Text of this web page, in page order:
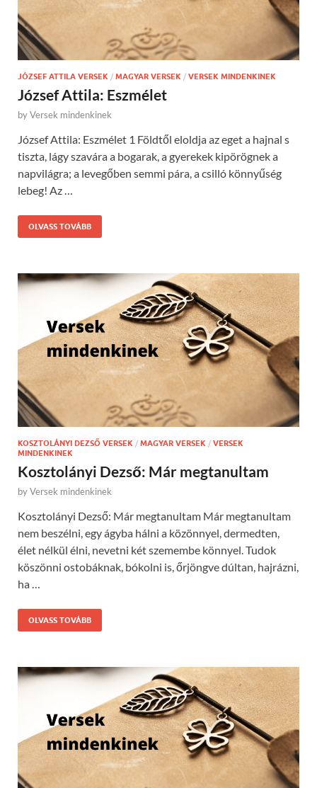
JÓZSEF ATTILA VERSEK / MAGYAR VERSEK / VERSEK MINDENKINEK
József Attila: Eszmélet
byVersek mindenkinek
József Attila: Eszmélet 1 Földtől eloldja az eget a hajnal s
tiszta, lágy szavára a bogarak, a gyerekek kipörögnek a
napvilágra; a levegőben semmi pára, a csilló könnyűség
lebeg! Az …
OLVASS TOVÁBB
KOSZTOLÁNYI DEZSŐ VERSEK / MAGYAR VERSEK / VERSEK
MINDENKINEK
Kosztolányi Dezső: Már megtanultam
byVersek mindenkinek
Kosztolányi Dezső: Már megtanultam Már megtanultam
nem beszélni, egy ágyba hálni a közönnyel, dermedten,
élet nélkül élni, nevetni két szemembe könnyel. Tudok
köszönni ostobáknak, bókolni is, őrjöngve dúltan, hajrázni,
ha …
OLVASS TOVÁBB